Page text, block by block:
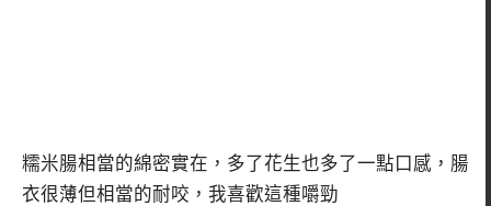
糯米腸相當的綿密實在，多了花生也多了一點口感，腸
衣很薄但相當的耐咬，我喜歡這種嚼勁